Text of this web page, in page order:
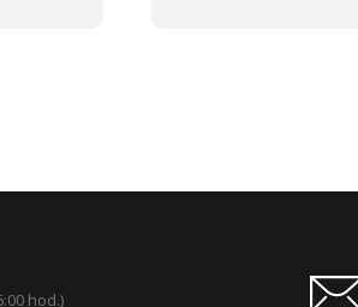
těch
hod.)